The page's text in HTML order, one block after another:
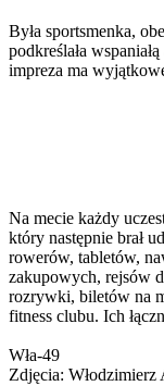
Była sportsmenka,
podkreślała
impreza ma
Na mecie każdy
który następnie brał
rowerów, tabletów,
zakupowych, rejsów
rozrywki, biletów na
fitness clubu. Ich
Wła-49
Zdjęcia: Włodzimierz